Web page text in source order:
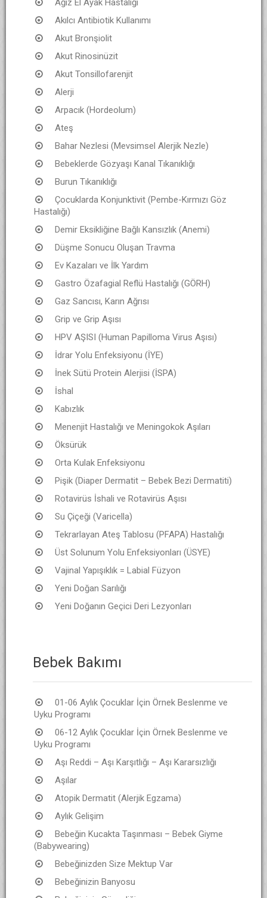
Ağız El Ayak Hastalığı
Akılcı Antibiotik Kullanımı
Akut Bronşiolit
Akut Rinosinüzit
Akut Tonsillofarenjit
Alerji
Arpacık (Hordeolum)
Ateş
Bahar Nezlesi (Mevsimsel Alerjik Nezle)
Bebeklerde Gözyaşı Kanal Tıkanıklığı
Burun Tıkanıklığı
Çocuklarda Konjunktivit (Pembe-Kırmızı Göz
Hastalığı)
Demir Eksikliğine Bağlı Kansızlık (Anemi)
Düşme Sonucu Oluşan Travma
Ev Kazaları ve İlk Yardım
Gastro Özafagial Reflü Hastalığı (GÖRH)
Gaz Sancısı, Karın Ağrısı
Grip ve Grip Aşısı
HPV AŞISI (Human Papilloma Virus Aşısı)
İdrar Yolu Enfeksiyonu (İYE)
İnek Sütü Protein Alerjisi (İSPA)
İshal
Kabızlık
Menenjit Hastalığı ve Meningokok Aşıları
Öksürük
Orta Kulak Enfeksiyonu
Pişik (Diaper Dermatit – Bebek Bezi Dermatiti)
Rotavirüs İshali ve Rotavirüs Aşısı
Su Çiçeği (Varicella)
Tekrarlayan Ateş Tablosu (PFAPA) Hastalığı
Üst Solunum Yolu Enfeksiyonları (ÜSYE)
Vajinal Yapışıklık = Labial Füzyon
Yeni Doğan Sarılığı
Yeni Doğanın Geçici Deri Lezyonları
Bebek Bakımı
01-06 Aylık Çocuklar İçin Örnek Beslenme ve
Uyku Programı
06-12 Aylık Çocuklar İçin Örnek Beslenme ve
Uyku Programı
Aşı Reddi – Aşı Karşıtlığı – Aşı Kararsızlığı
Aşılar
Atopik Dermatit (Alerjik Egzama)
Aylık Gelişim
Bebeğin Kucakta Taşınması – Bebek Giyme
(Babywearing)
Bebeğinizden Size Mektup Var
Bebeğinizin Banyosu